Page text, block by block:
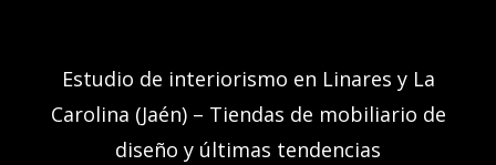
Estudio de interiorismo en Linares y La
Carolina (Jaén) – Tiendas de mobiliario de
diseño y últimas tendencias